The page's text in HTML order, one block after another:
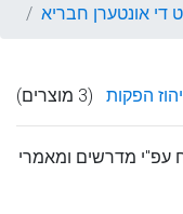
די אונטערן חבריא
הפקות (3 מוצרים)
עפ"י מדרשים ומאמרי